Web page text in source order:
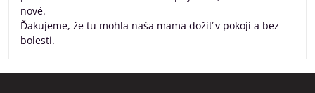
nové.
Ďakujeme, že tu mohla naša mama dožiť v pokoji a bez
bolesti.